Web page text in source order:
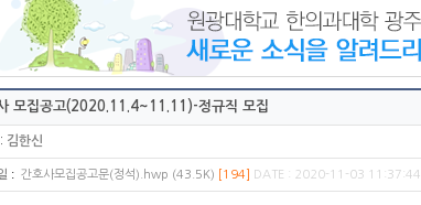
모집공고(2020.11.4~11.11)-정규직 모집
김한신
: 간호사모집공고문(정석).hwp (43.5K) [194] DATE : 2020-11-03 11:37:44